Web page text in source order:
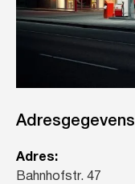
Adresgegevens
Adres:
Bahnhofstr. 47